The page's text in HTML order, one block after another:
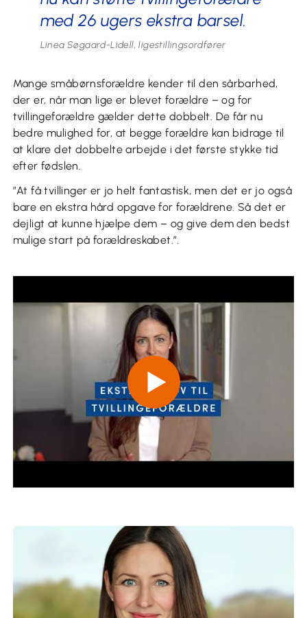
med 26 ugers ekstra barsel.
Linea Søgaard-Lidell, ligestillingsordfører
Mange småbørnsforældre kender til den sårbarhed,
der er, når man lige er blevet forældre – og for
tvillingeforældre gælder dette dobbelt. De får nu
bedre mulighed for, at begge forældre kan bidrage til
at klare det dobbelte arbejde i det første stykke tid
efter fødslen.
”At få tvillinger er jo helt fantastisk, men det er jo også
bare en ekstra hård opgave for forældrene. Så det er
dejligt at kunne hjælpe dem – og give dem den bedst
mulige start på forældreskabet.”.